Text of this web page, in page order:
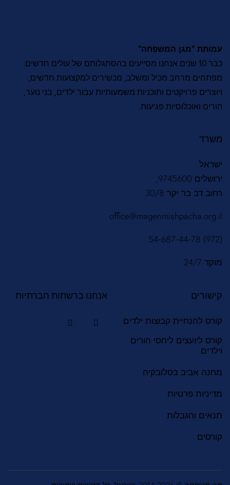
“מגן המשפחה”
בהסתגלותם של עולים חדשים:
מרחב מכיל ומשלב, מכשירים למקצועות חדשים,
פרויקטים ותוכניות משמעותיות עבור ילדים, בני נוער,
ואוכלוסיות פגיעות.
9745600,
דב בר יקר 30/8
24/7
להנחיית קבוצות ילדים
ליועצים ליחסי הורים
אביב בסלובקיה
פרטיות
והגבלות
אנחנו ברשתות חברתיות